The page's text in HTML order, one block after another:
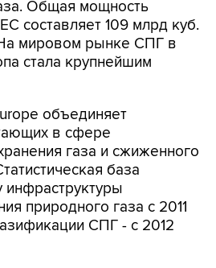
Общая мощность
составляет 109 млрд куб.
мировом рынке СПГ в
стала крупнейшим
объединяет
в сфере
газа и сжиженного
база
инфраструктуры
природного газа с 2011
СПГ - с 2012